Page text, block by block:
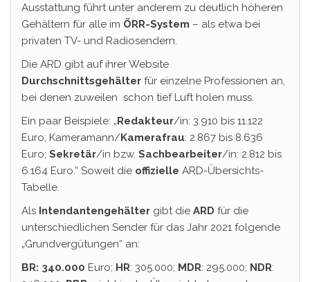
Ausstattung führt unter anderem zu deutlich höheren
Gehältern für alle im ÖRR-System – als etwa bei
privaten TV- und Radiosendern.
Die ARD gibt auf ihrer Website
Durchschnittsgehälter für einzelne Professionen an,
bei denen zuweilen schon tief Luft holen muss.
Ein paar Beispiele: „Redakteur/in: 3.910 bis 11.122
Euro; Kameramann/Kamerafrau: 2.867 bis 8.636
Euro; Sekretär/in bzw. Sachbearbeiter/in: 2.812 bis
6.164 Euro.“ Soweit die offizielle ARD-Übersichts-
Tabelle.
Als Intendantengehälter gibt die ARD für die
unterschiedlichen Sender für das Jahr 2021 folgende
„Grundvergütungen“ an:
BR: 340.000 Euro; HR: 305.000; MDR: 295.000; NDR: